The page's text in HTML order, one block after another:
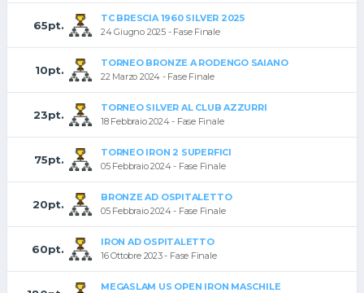
65pt.
TC BRESCIA 1960 SILVER 2025
24 Giugno 2025 - Fase Finale
10pt.
TORNEO BRONZE A RODENGO SAIANO
22 Marzo 2024 - Fase Finale
23pt.
TORNEO SILVER AL CLUB AZZURRI
18 Febbraio 2024 - Fase Finale
75pt.
TORNEO IRON 2 SUPERFICI
05 Febbraio 2024 - Fase Finale
20pt.
BRONZE AD OSPITALETTO
05 Febbraio 2024 - Fase Finale
60pt.
IRON AD OSPITALETTO
16 Ottobre 2023 - Fase Finale
MEGASLAM US OPEN IRON MASCHILE